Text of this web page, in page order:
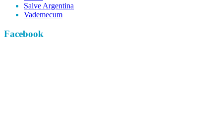
Salve Argentina
Vademecum
Facebook